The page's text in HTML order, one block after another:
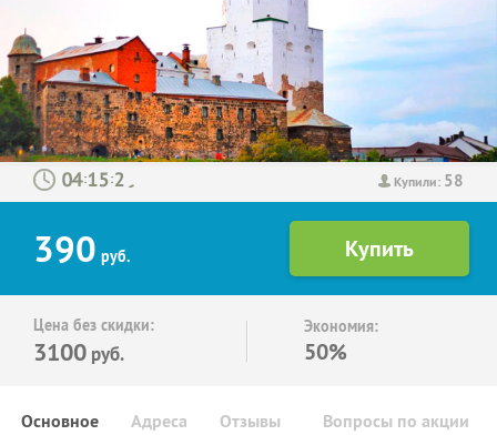
Купили: 58
: :
390 руб.
Цена без скидки:
3100 руб.
Экономия:
50%
Основное Отзывы Вопросы по акции
Адреса